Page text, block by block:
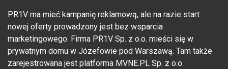
PR1V ma mieć kampanię reklamową, ale na razie start
nowej oferty prowadzony jest bez wsparcia
marketingowego. Firma PR1V Sp. z o.o. mieści się w
prywatnym domu w Józefowie pod Warszawą. Tam także
zarejestrowana jest platforma MVNE.PL Sp. z o.o.